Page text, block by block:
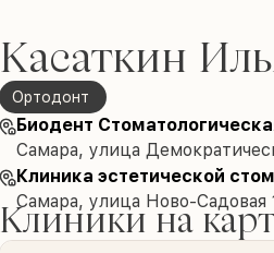
Касаткин
Ортодонт
Биодент
Самара, улица
Клиника эстетической
Самара, улица Ново-Садовая
Клиники на